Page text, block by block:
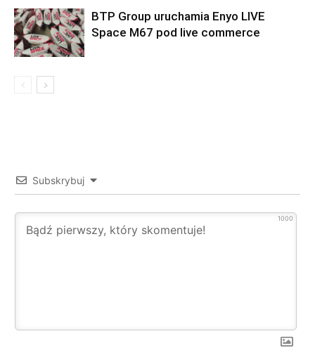
BTP Group uruchamia Enyo LIVE
Space M67 pod live commerce
Subskrybuj
1000